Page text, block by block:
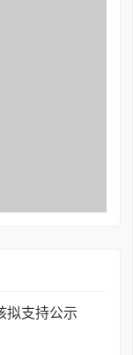
拟支持公示